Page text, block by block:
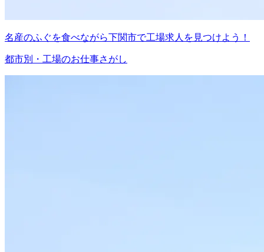
名産のふぐを食べながら下関市で工場求人を見つけよう！
都市別・工場のお仕事さがし